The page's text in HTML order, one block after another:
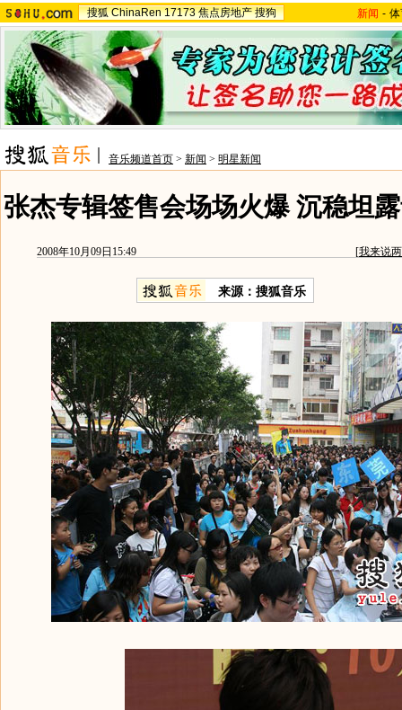
搜狐 ChinaRen 17173 焦点房地产 搜狗 新闻 -
音乐频道首页 > 新闻 > 明星新闻
张杰专辑签售会场场火爆 沉稳坦
2008年10月09日15:49 [我来说
来源：搜狐音乐